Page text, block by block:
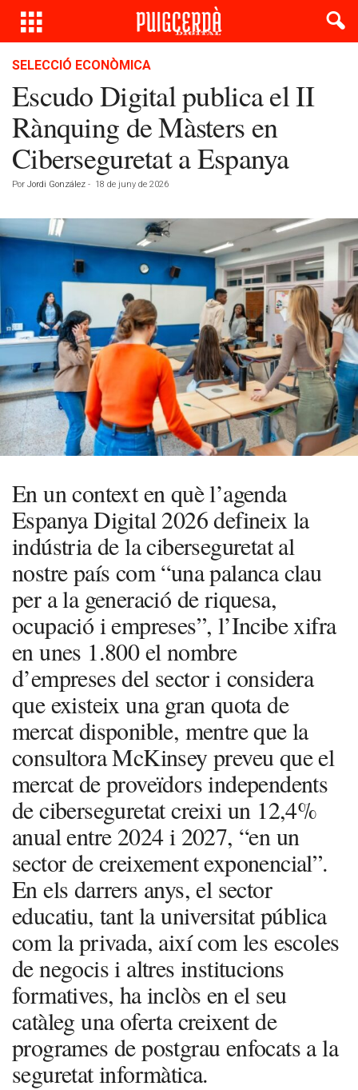
SELECCIÓ ECONÒMICA
Escudo Digital publica el II
Rànquing de Màsters en
Ciberseguretat a Espanya
Por Jordi González - 18 de juny de 2026
En un context en què l’agenda
Espanya Digital 2026 defineix la
indústria de la ciberseguretat al
nostre país com “una palanca clau
per a la generació de riquesa,
ocupació i empreses”, l’Incibe xifra
en unes 1.800 el nombre
d’empreses del sector i considera
que existeix una gran quota de
mercat disponible, mentre que la
consultora McKinsey preveu que el
mercat de proveïdors independents
de ciberseguretat creixi un 12,4%
anual entre 2024 i 2027, “en un
sector de creixement exponencial”.
En els darrers anys, el sector
educatiu, tant la universitat pública
com la privada, així com les escoles
de negocis i altres institucions
formatives, ha inclòs en el seu
catàleg una oferta creixent de
programes de postgrau enfocats a la
seguretat informàtica.